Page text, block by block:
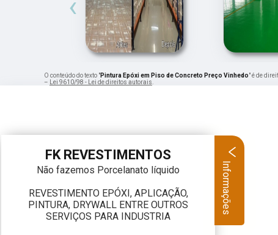
O conteúdo do texto "Pintura Epóxi em Piso de Concreto Preço Vinhedo" é de
–
Lei 9610/98 - Lei de direitos autorais
FK REVESTIMENTOS
Não fazemos Porcelanato líquido
REVESTIMENTO EPÓXI, APLICAÇÃO,
PINTURA, DRYWALL ENTRE OUTROS
SERVIÇOS PARA INDUSTRIA
Informações